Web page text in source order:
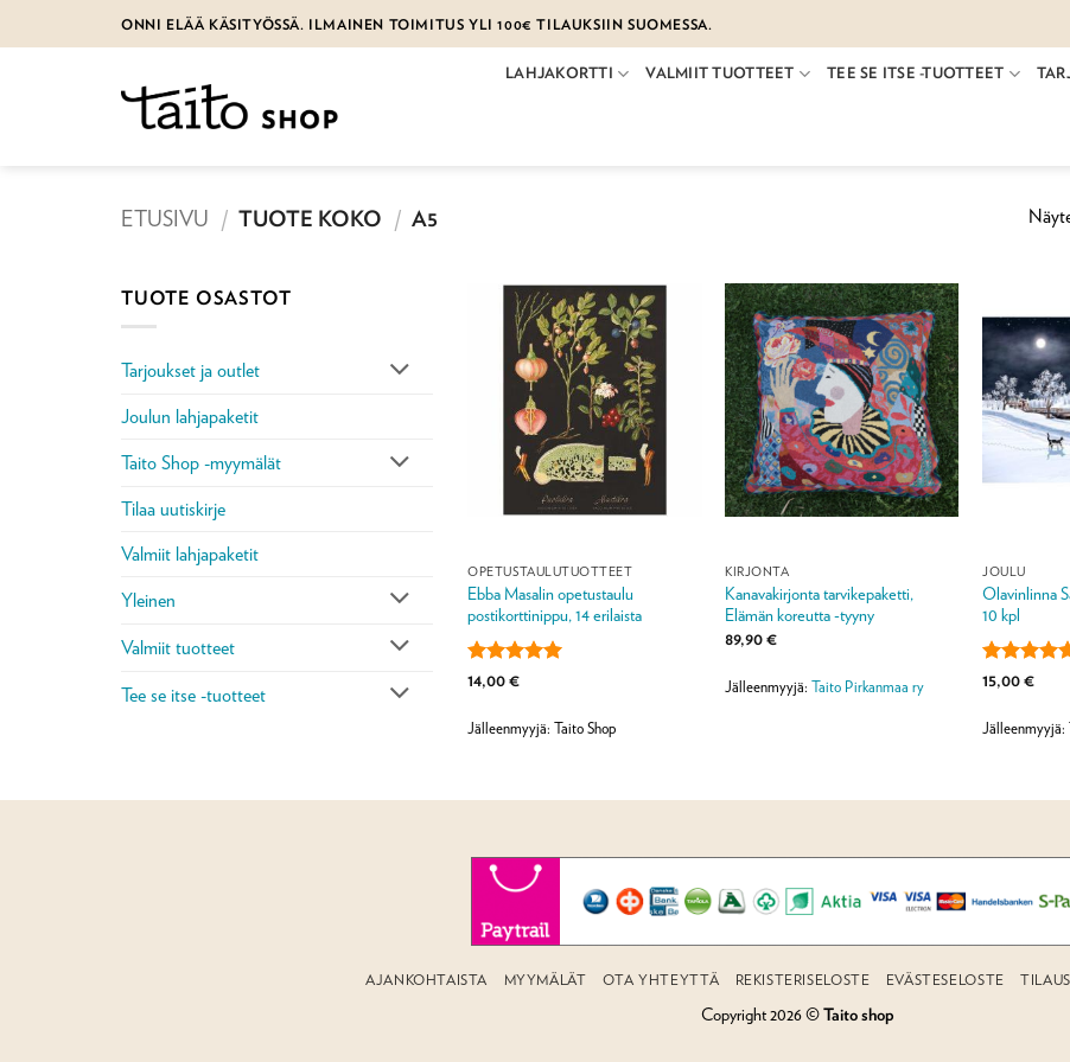
to
ONNI ELÄÄ KÄSITYÖSSÄ. ILMAINEN TOIMITUS YLI 100€ TILAUKSIIN SUOMESSA.
LAHJAKORTTI VALMIIT TUOTTEET TEE SE ITSE -TUOTTEET
ETUSIVU / TUOTE KOKO / A5
TUOTE OSASTOT
Tarjoukset ja outlet
Joulun lahjapaketit
Taito Shop -myymälät
Tilaa uutiskirje
Valmiit lahjapaketit
Yleinen
Valmiit tuotteet
Tee se itse -tuotteet
OPETUSTAULUTUOTTEET
Ebba Masalin opetustaulu
postikorttinippu, 14 erilaista
Arvostelu
14,00€
Jälleenmyyjä: Taito Shop
KIRJONTA
Kanavakirjonta tarvikepaketti,
Elämän koreutta -tyyny
89,90€
Jälleenmyyjä:Taito Pirkanmaa ry
JOULU
Olavinlinna
10 kpl
Arvostelu
15,00€
Jälleenmyyjä:
AJANKOHTAISTA MYYMÄLÄT OTA YHTEYTTÄ REKISTERISELOSTE EVÄSTESELOSTE
Copyright 2026 ©Taito shop